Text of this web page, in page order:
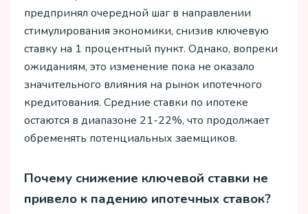
предпринял очередной шаг в направлении
стимулирования экономики, снизив ключевую
ставку на 1 процентный пункт. Однако, вопреки
ожиданиям, это изменение пока не оказало
значительного влияния на рынок ипотечного
кредитования. Средние ставки по ипотеке
остаются в диапазоне 21-22%, что продолжает
обременять потенциальных заемщиков.
Почему снижение ключевой ставки не
привело к падению ипотечных ставок?